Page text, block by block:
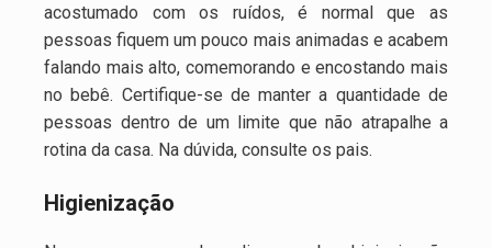
acostumado com os ruídos, é normal que as
pessoas fiquem um pouco mais animadas e acabem
falando mais alto, comemorando e encostando mais
no bebê. Certifique-se de manter a quantidade de
pessoas dentro de um limite que não atrapalhe a
rotina da casa. Na dúvida, consulte os pais.
Higienização